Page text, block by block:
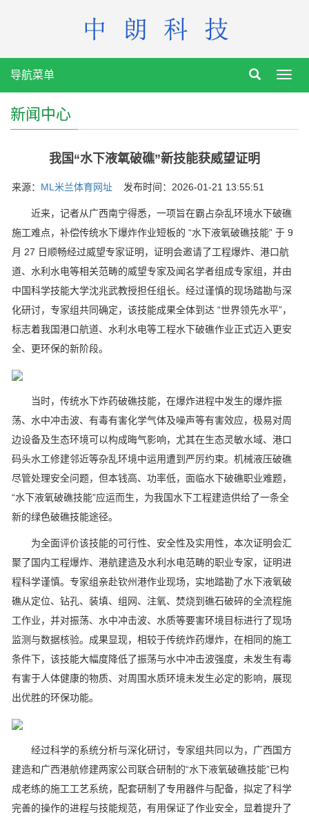
导航菜单
新闻中心
我国“水下液氧破礁”新技能获威望证明
来源： ML米兰体育网址 发布时间：2026-01-21 13:55:51
近来，记者从广西南宁得悉，一项旨在霸占杂乱环境水下破礁
施工难点，补偿传统水下爆炸作业短板的 “水下液氧破礁技能” 于 9
月 27 日顺畅经过威望专家证明，证明会邀请了工程爆炸、港口航
道、水利水电等相关范畴的威望专家及闻名学者组成专家组，并由
中国科学技能大学沈兆武教授担任组长。经过谨慎的现场踏勘与深
化研讨，专家组共同确定，该技能成果全体到达 “世界领先水平”，
标志着我国港口航道、水利水电等工程水下破礁作业正式迈入更安
全、更环保的新阶段。
当时，传统水下炸药破礁技能，在爆炸进程中发生的爆炸振
荡、水中冲击波、有毒有害化学气体及噪声等有害效应，极易对周
边设备及生态环境可以构成晦气影响，尤其在生态灵敏水域、港口
码头水工修建邻近等杂乱环境中运用遭到严厉约束。机械液压破礁
尽管处理安全问题，但本钱高、功率低，面临水下破礁职业难题，
“水下液氧破礁技能”应运而生，为我国水下工程建造供给了一条全
新的绿色破礁技能途径。
为全面评价该技能的可行性、安全性及实用性，本次证明会汇
聚了国内工程爆炸、港航建造及水利水电范畴的职业专家，证明进
程科学谨慎。专家组亲赴钦州港作业现场，实地踏勘了水下液氧破
礁从定位、钻孔、装填、组网、注氧、焚烧到礁石破碎的全流程施
工作业，并对振荡、水中冲击波、水质等要害环境目标进行了现场
监测与数据核验。成果显现，相较于传统炸药爆炸，在相同的施工
条件下，该技能大幅度降低了振荡与水中冲击波强度，未发生有毒
有害于人体健康的物质、对周围水质环境未发生必定的影响，展现
出优胜的环保功能。
经过科学的系统分析与深化研讨，专家组共同以为，广西国方
建造和广西港航修建两家公司联合研制的“水下液氧破礁技能”已构
成老练的施工工艺系统，配套研制了专用器件与配备，拟定了科学
完善的操作的进程与技能规范，有用保证了作业安全，显着提升了